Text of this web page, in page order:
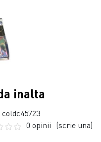
inalta
coldc45723
0 opinii (scrie una)